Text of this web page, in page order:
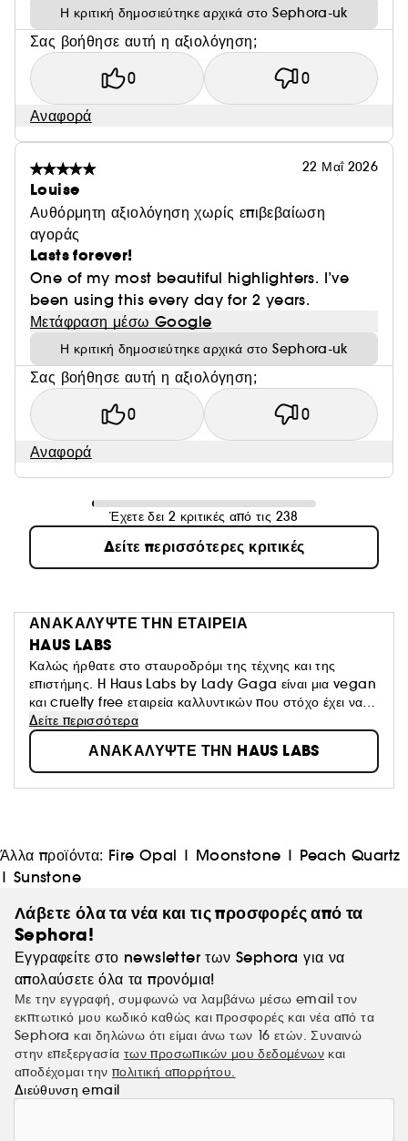
Η κριτική δημοσιεύτηκε αρχικά στο Sephora-uk
Σας βοήθησε αυτή η αξιολόγηση;
0 0
Αναφορά
22 Μαΐ 2026
Louise
Αυθόρμητη αξιολόγηση χωρίς επιβεβαίωση
αγοράς
Lasts forever!
One of my most beautiful highlighters. I’ve
been using this every day for 2 years.
Μετάφραση μέσω Google
Η κριτική δημοσιεύτηκε αρχικά στο Sephora-uk
Σας βοήθησε αυτή η αξιολόγηση;
0 0
Αναφορά
Έχετε δει 2 κριτικές από τις 238
Δείτε περισσότερες κριτικές
ΑΝΑΚΑΛΥΨΤΕ ΤΗΝ ΕΤΑΙΡΕΙΑ
HAUS LABS
Καλώς ήρθατε στο σταυροδρόμι της τέχνης και της
επιστήμης. H Haus Labs by Lady Gaga είναι μια vegan
και cruelty free εταιρεία καλλυντικών που στόχο έχει να
διαδώσει τη θετικότητα, το σθένος και τη δημιουργικότητα
μέσω ενός μακιγιάζ υψηλής τεχνολογίας, έντονων
αποχρώσεων και υψηλής απόδοσης για όλους.
Δείτε περισσότερα
ΑΝΑΚΑΛΥΨΤΕ ΤΗΝ HAUS LABS
Άλλα προϊόντα: Fire Opal | Moonstone | Peach Quartz
| Sunstone
Λάβετε όλα τα νέα και τις προσφορές από τα
Sephora!
Εγγραφείτε στο newsletter των Sephora για να
απολαύσετε όλα τα προνόμια!
Με την εγγραφή, συμφωνώ να λαμβάνω μέσω email τον
εκπτωτικό μου κωδικό καθώς και προσφορές και νέα από τα
Sephora και δηλώνω ότι είμαι άνω των 16 ετών. Συναινώ
στην επεξεργασία των προσωπικών μου δεδομένων και
αποδέχομαι την πολιτική απορρήτου.
Διεύθυνση email